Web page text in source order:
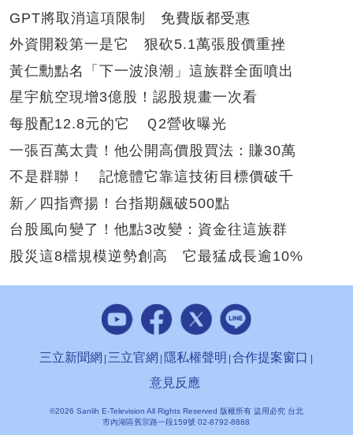
GPT將取消這項限制 免費版都受惠
外資開殺第一是它 狠砍5.1萬張股價重挫
黃仁勳點名「下一波浪潮」這族群全面噴出
星宇航空現增3億股！認股規畫一次看
每股配12.8元的它 Ｑ2營收曝光
一張百萬太貴！他公開高價股買法：賺30萬
不是群聯！ 記憶體它靠這技術目標價破千
新／四指齊揚！台指期飆破500點
台股風向變了！他點3改變：資金往這族群
股災這8檔規模逆勢創高 它最猛成長逾10%
三立新聞網 三立官網 隱私權聲明 合作提案窗口
意見反應
©2026 Sanlih E-Television All Rights Reserved 版權所有 盜用必究 台北
市內湖區舊宗路一段159號 02-8792-8888